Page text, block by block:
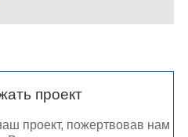
проект
проект, пожертвовав нам